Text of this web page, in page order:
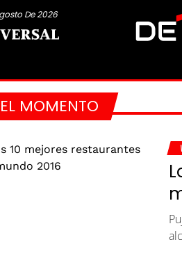
De 2026
MOMENTO